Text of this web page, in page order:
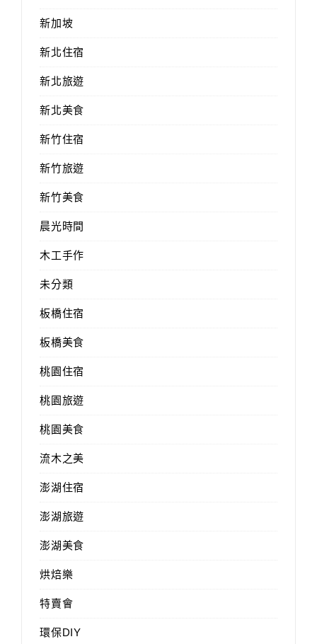
新加坡
新北住宿
新北旅遊
新北美食
新竹住宿
新竹旅遊
新竹美食
晨光時間
木工手作
未分類
板橋住宿
板橋美食
桃園住宿
桃園旅遊
桃園美食
流木之美
澎湖住宿
澎湖旅遊
澎湖美食
烘焙樂
特賣會
環保DIY